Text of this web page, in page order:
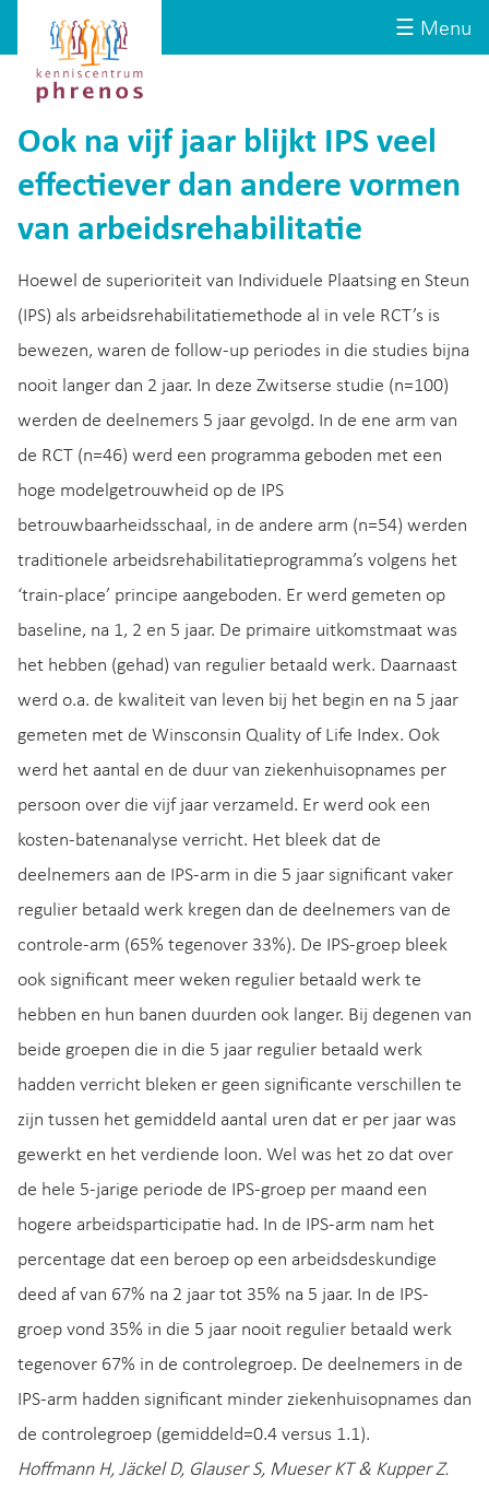
☰ Menu
Kenniscentrum
Phrenos
website
Ook na vijf jaar blijkt IPS veel
effectiever dan andere vormen
van arbeidsrehabilitatie
Hoewel de superioriteit van Individuele Plaatsing en Steun
(IPS) als arbeidsrehabilitatiemethode al in vele RCT’s is
bewezen, waren de follow-up periodes in die studies bijna
nooit langer dan 2 jaar. In deze Zwitserse studie (n=100)
werden de deelnemers 5 jaar gevolgd. In de ene arm van
de RCT (n=46) werd een programma geboden met een
hoge modelgetrouwheid op de IPS
betrouwbaarheidsschaal, in de andere arm (n=54) werden
traditionele arbeidsrehabilitatieprogramma’s volgens het
‘train-place’ principe aangeboden. Er werd gemeten op
baseline, na 1, 2 en 5 jaar. De primaire uitkomstmaat was
het hebben (gehad) van regulier betaald werk. Daarnaast
werd o.a. de kwaliteit van leven bij het begin en na 5 jaar
gemeten met de Winsconsin Quality of Life Index. Ook
werd het aantal en de duur van ziekenhuisopnames per
persoon over die vijf jaar verzameld. Er werd ook een
kosten-batenanalyse verricht. Het bleek dat de
deelnemers aan de IPS-arm in die 5 jaar significant vaker
regulier betaald werk kregen dan de deelnemers van de
controle-arm (65% tegenover 33%). De IPS-groep bleek
ook significant meer weken regulier betaald werk te
hebben en hun banen duurden ook langer. Bij degenen van
beide groepen die in die 5 jaar regulier betaald werk
hadden verricht bleken er geen significante verschillen te
zijn tussen het gemiddeld aantal uren dat er per jaar was
gewerkt en het verdiende loon. Wel was het zo dat over
de hele 5-jarige periode de IPS-groep per maand een
hogere arbeidsparticipatie had. In de IPS-arm nam het
percentage dat een beroep op een arbeidsdeskundige
deed af van 67% na 2 jaar tot 35% na 5 jaar. In de IPS-
groep vond 35% in die 5 jaar nooit regulier betaald werk
tegenover 67% in de controlegroep. De deelnemers in de
IPS-arm hadden significant minder ziekenhuisopnames dan
de controlegroep (gemiddeld=0.4 versus 1.1).
Hoffmann H, Jäckel D, Glauser S, Mueser KT & Kupper Z.